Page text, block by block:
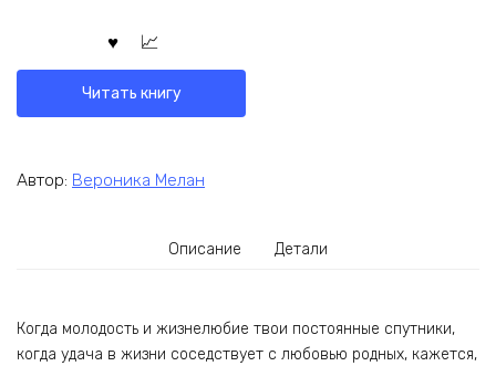
Читать книгу
Автор: Вероника Мелан
Описание Детали
Когда молодость и жизнелюбие твои постоянные спутники,
когда удача в жизни соседствует с любовью родных, кажется,